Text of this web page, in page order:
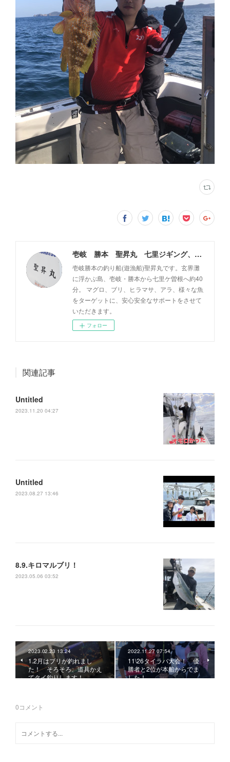
壱岐 勝本 聖昇丸 七里ジギング、タイラバ
壱岐勝本の釣り船(遊漁船)聖昇丸です。玄界灘
に浮かぶ島、壱岐・勝本から七里ケ曽根へ約40
分。 マグロ、ブリ、ヒラマサ、アラ、様々な魚
をターゲットに、安心安全なサポートをさせて
いただきます。
フォロー
関連記事
Untitled
2023.11.20 04:27
Untitled
2023.08.27 13:46
8.9.キロマルブリ！
2023.05.06 03:52
2023.02.23 13:24
1.2月はブリが釣れまし
た！ そろそろ、道具かえ
てタイ釣りします！
2022.11.27 07:54
11\26タイラバ大会！ 優
勝者と2位が本船からでま
した！
0コメント